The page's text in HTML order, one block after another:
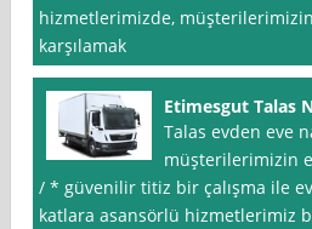
hizmetlerimizde,
karşılamak
Etimesgut Talas
Talas evden eve
müşterilerimizin
/ * güvenilir titiz bir çalışma ile
katlara asansörlü hizmetlerimiz